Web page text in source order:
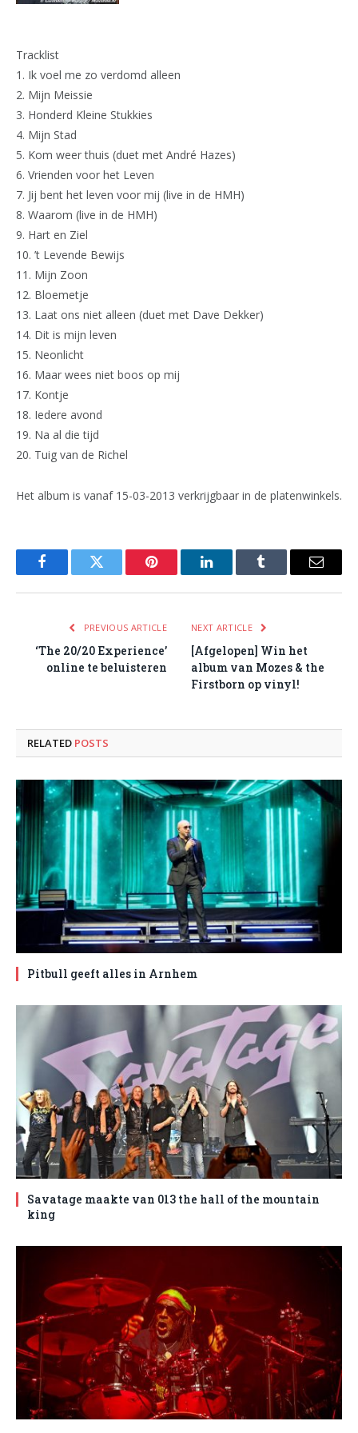
Tracklist
1. Ik voel me zo verdomd alleen
2. Mijn Meissie
3. Honderd Kleine Stukkies
4. Mijn Stad
5. Kom weer thuis (duet met André Hazes)
6. Vrienden voor het Leven
7. Jij bent het leven voor mij (live in de HMH)
8. Waarom (live in de HMH)
9. Hart en Ziel
10. ’t Levende Bewijs
11. Mijn Zoon
12. Bloemetje
13. Laat ons niet alleen (duet met Dave Dekker)
14. Dit is mijn leven
15. Neonlicht
16. Maar wees niet boos op mij
17. Kontje
18. Iedere avond
19. Na al die tijd
20. Tuig van de Richel
Het album is vanaf 15-03-2013 verkrijgbaar in de platenwinkels.
FacebookTwitter Pinterest LinkedInTumblr Email
PREVIOUS ARTICLE
‘The 20/20 Experience’
online te beluisteren
NEXT ARTICLE
[Afgelopen] Win het
album van Mozes & the
Firstborn op vinyl!
RELATED POSTS
Pitbull geeft alles in Arnhem
Savatage maakte van 013 the hall of the mountain
king